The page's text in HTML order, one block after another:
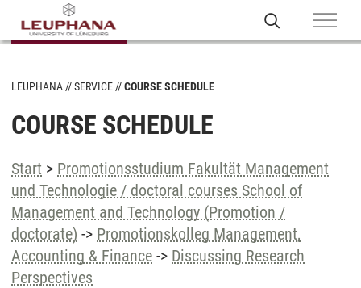
LEUPHANA SERVICE COURSE SCHEDULE
COURSE SCHEDULE
Start > Promotionsstudium Fakultät Management
und Technologie / doctoral courses School of
Management and Technology (Promotion /
doctorate) -> Promotionskolleg Management,
Accounting & Finance -> Discussing Research
Perspectives